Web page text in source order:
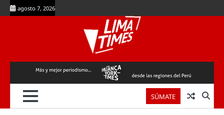
Skip
to
agosto 7, 2026
SÚMATE